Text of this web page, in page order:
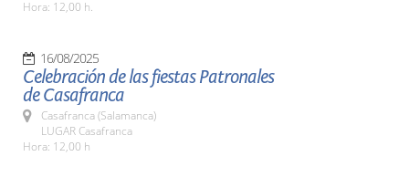
Hora: 12,00 h.
16/08/2025
Celebración de las fiestas Patronales
de Casafranca
Casafranca (Salamanca)
LUGAR Casafranca
Hora: 12,00 h